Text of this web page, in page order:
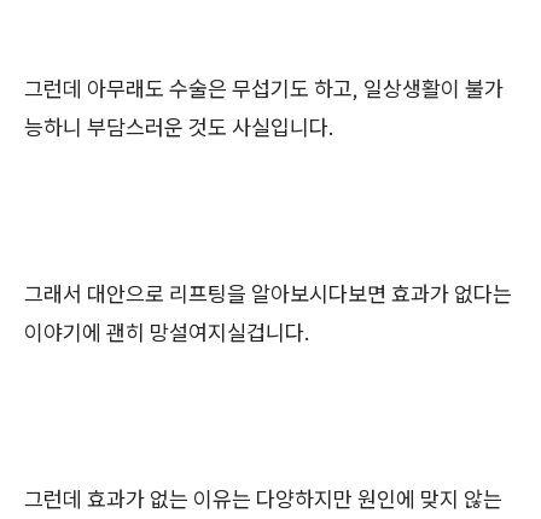
그런데 아무래도 수술은 무섭기도 하고, 일상생활이 불가
능하니 부담스러운 것도 사실입니다.
그래서 대안으로 리프팅을 알아보시다보면 효과가 없다는
이야기에 괜히 망설여지실겁니다.
그런데 효과가 없는 이유는 다양하지만 원인에 맞지 않는